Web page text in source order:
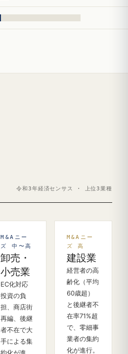
令和3年経済センサス · 上位3業種
M&Aニー
ズ 中〜高
卸売・
小売業
EC化対応
投資の負
担、商店街
再編、後継
者不在で大
手による集
M&Aニー
ズ 高
建設業
経営者の高
齢化（平均
60歳超）
と後継者不
在率71%超
で、零細事
業者の集約
化が進行。